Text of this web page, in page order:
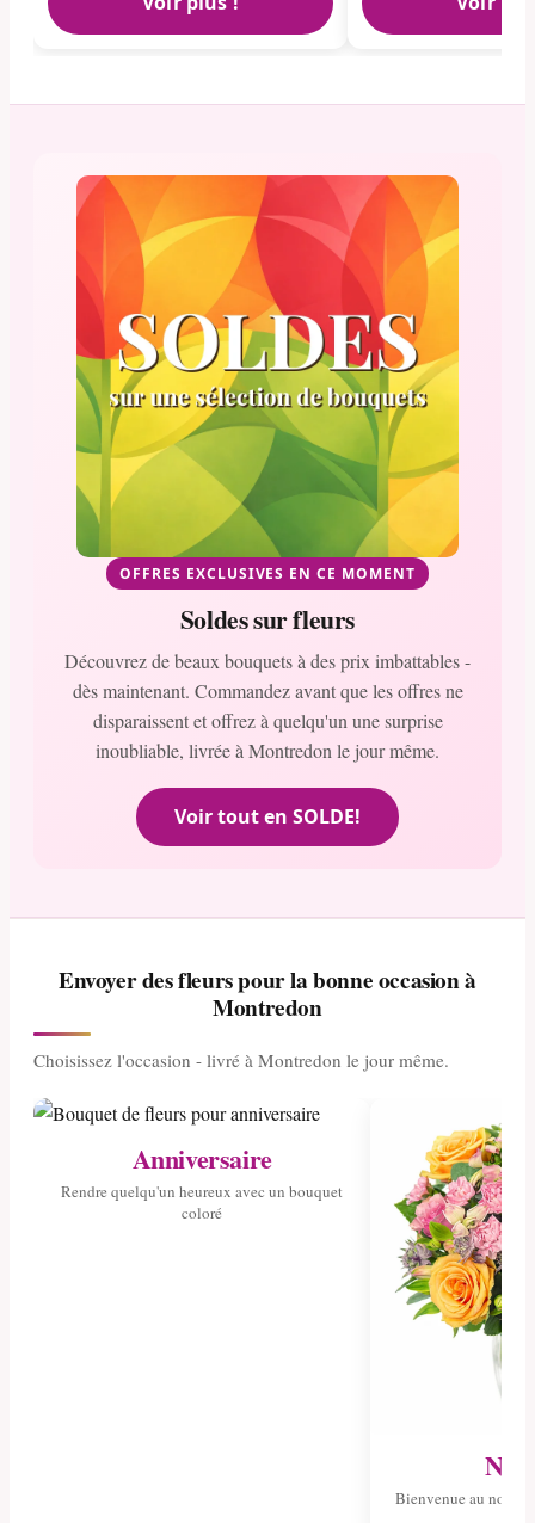
OFFRES EXCLUSIVES EN CE MOMENT
Soldes sur fleurs
Découvrez de beaux bouquets à des prix imbattables -
dès maintenant. Commandez avant que les offres ne
disparaissent et offrez à quelqu'un une surprise
inoubliable, livrée à Montredon le jour même.
Voir tout en SOLDE!
Envoyer des fleurs pour la bonne occasion à
Montredon
Choisissez l'occasion - livré à Montredon le jour même.
Anniversaire
Rendre quelqu'un heureux avec un bouquet
coloré
Bienvenue au